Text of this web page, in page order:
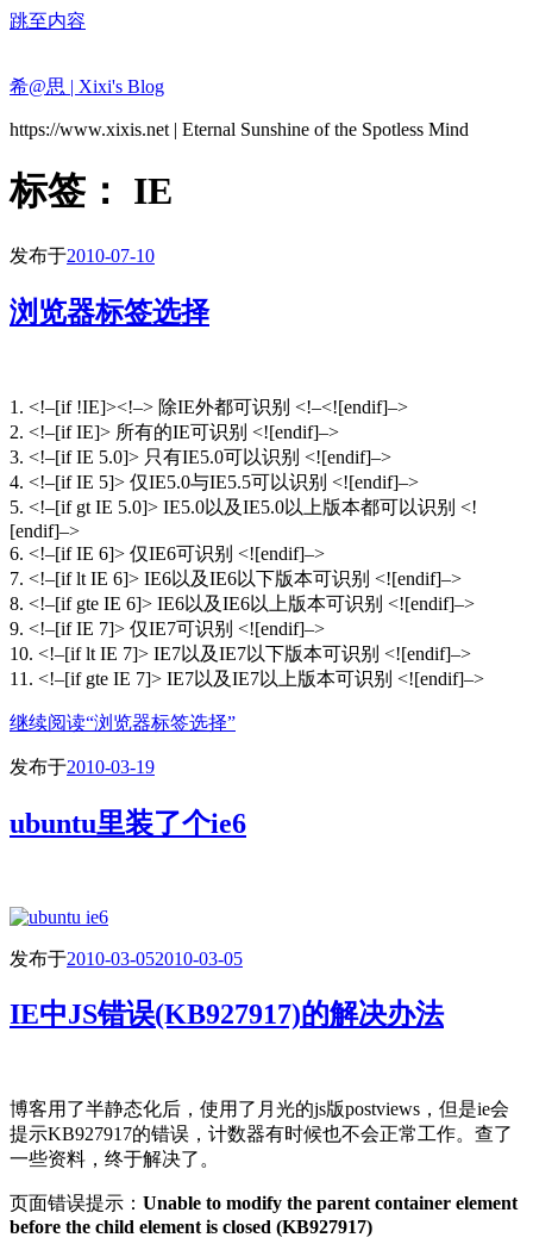
跳至内容
希@思 | Xixi's Blog
https://www.xixis.net | Eternal Sunshine of the Spotless Mind
标签： IE
发布于2010-07-10
浏览器标签选择
1. <!–[if !IE]><!–> 除IE外都可识别 <!–<![endif]–>
2. <!–[if IE]> 所有的IE可识别 <![endif]–>
3. <!–[if IE 5.0]> 只有IE5.0可以识别 <![endif]–>
4. <!–[if IE 5]> 仅IE5.0与IE5.5可以识别 <![endif]–>
5. <!–[if gt IE 5.0]> IE5.0以及IE5.0以上版本都可以识别 <!
[endif]–>
6. <!–[if IE 6]> 仅IE6可识别 <![endif]–>
7. <!–[if lt IE 6]> IE6以及IE6以下版本可识别 <![endif]–>
8. <!–[if gte IE 6]> IE6以及IE6以上版本可识别 <![endif]–>
9. <!–[if IE 7]> 仅IE7可识别 <![endif]–>
10. <!–[if lt IE 7]> IE7以及IE7以下版本可识别 <![endif]–>
11. <!–[if gte IE 7]> IE7以及IE7以上版本可识别 <![endif]–>
继续阅读“浏览器标签选择”
发布于2010-03-19
ubuntu里装了个ie6
发布于2010-03-052010-03-05
IE中JS错误(KB927917)的解决办法
博客用了半静态化后，使用了月光的js版postviews，但是ie会
提示KB927917的错误，计数器有时候也不会正常工作。查了
一些资料，终于解决了。
页面错误提示： Unable to modify the parent container element
before the child element is closed (KB927917)